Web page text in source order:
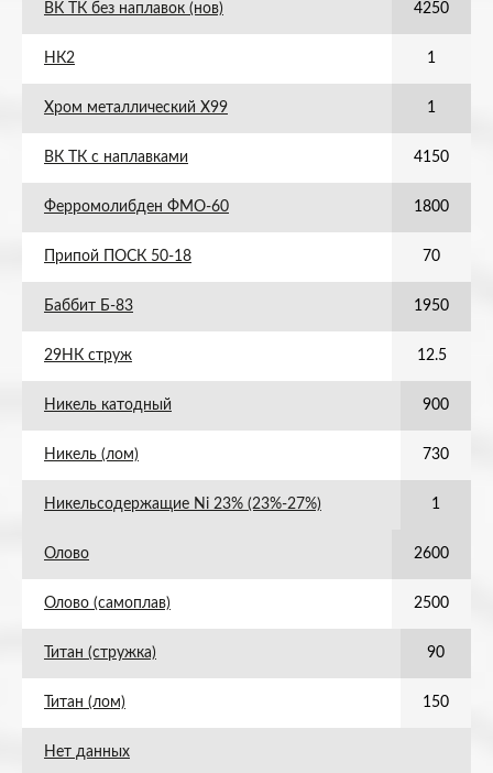
ВК ТК без наплавок (нов) 4250
НК2 1
Хром металлический Х99 1
ВК ТК с наплавками 4150
Ферромолибден ФМО-60 1800
Припой ПОСК 50-18 70
Баббит Б-83 1950
29НК струж 12.5
Никель катодный 900
Никель (лом) 730
Никельсодержащие Ni 23% (23%-27%) 1
Олово 2600
Олово (самоплав) 2500
Титан (стружка) 90
Титан (лом) 150
Нет данных